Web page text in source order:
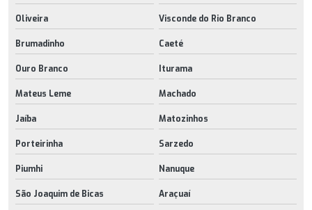
Oliveira Visconde do Rio Branco
Brumadinho Caeté
Ouro Branco Iturama
Mateus Leme Machado
Jaíba Matozinhos
Porteirinha Sarzedo
Piumhi Nanuque
São Joaquim de Bicas Araçuaí